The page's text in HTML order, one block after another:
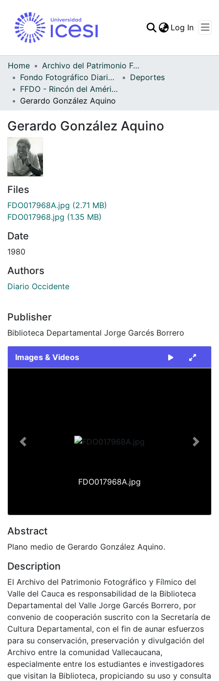
Statistics
Log In
Home
Archivo del Patrimonio Fotográfico y Fílmico del Valle del Cauca
Fondo Fotográfico Diario Occidente
Deportes
FFDO - Rincón del América - Patrimonial
Gerardo González Aquino
Gerardo González Aquino
Files
FDO017968A.jpg (2.71 MB)
FDO017968.jpg (1.35 MB)
Date
1980
Authors
Diario Occidente
Publisher
Biblioteca Departamental Jorge Garcés Borrero
Images & Videos
FDO017968A.jpg
Previous Next
Abstract
Plano medio de Gerardo González Aquino.
Description
El Archivo del Patrimonio Fotográfico y Fílmico del
Valle del Cauca es responsabilidad de la Biblioteca
Departamental del Valle Jorge Garcés Borrero, por
convenio de cooperación suscrito con la Secretaría de
Cultura Departamental, con el fin de aunar esfuerzos
para su conservación, preservación y divulgación del
Archivo entre la comunidad Vallecaucana,
especialmente entre los estudiantes e investigadores
que visitan la Biblioteca, propiciando su uso y consulta